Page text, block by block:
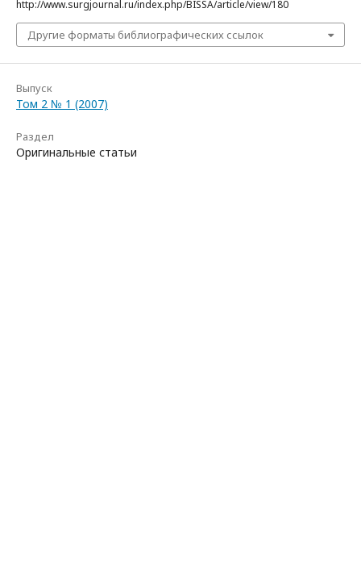
http://www.surgjournal.ru/index.php/BISSA/article/view/180
Другие форматы библиографических ссылок
Выпуск
Том 2 № 1 (2007)
Раздел
Оригинальные статьи